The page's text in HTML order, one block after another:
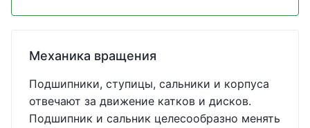
Механика вращения
Подшипники, ступицы, сальники и корпуса
отвечают за движение катков и дисков.
Подшипник и сальник целесообразно менять